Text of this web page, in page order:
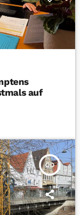
auf
insert_link